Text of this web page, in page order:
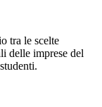
tra le scelte
delle imprese del